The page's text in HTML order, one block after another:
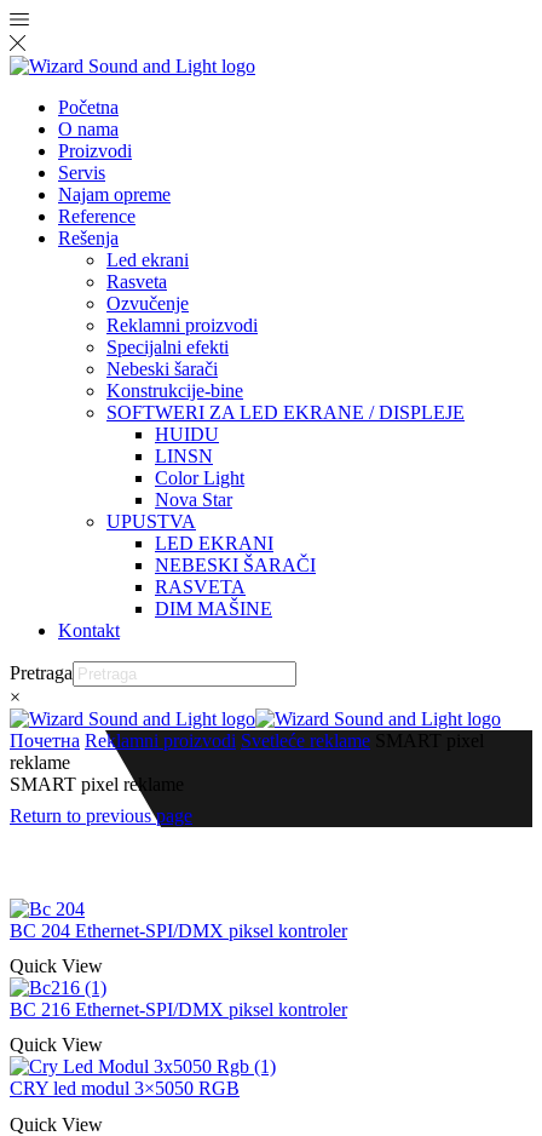
Početna
O nama
Proizvodi
Servis
Najam opreme
Reference
Rešenja
Led ekrani
Rasveta
Ozvučenje
Reklamni proizvodi
Specijalni efekti
Nebeski šarači
Konstrukcije-bine
SOFTWERI ZA LED EKRANE / DISPLEJE
HUIDU
LINSN
Color Light
Nova Star
UPUSTVA
LED EKRANI
NEBESKI ŠARAČI
RASVETA
DIM MAŠINE
Kontakt
Pretraga
×
Почетна Reklamni proizvodi Svetleće reklame SMART pixel
reklame
SMART pixel reklame
Return to previous page
BC 204 Ethernet-SPI/DMX piksel kontroler
Quick View
BC 216 Ethernet-SPI/DMX piksel kontroler
Quick View
CRY led modul 3×5050 RGB
Quick View